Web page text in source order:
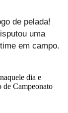
de pelada!
uma
em campo.
dia e
Campeonato